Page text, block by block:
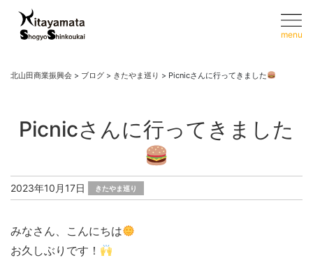
menu
北山田商業振興会 > ブログ > きたやま巡り > Picnicさんに行ってきました
Picnicさんに行ってきました
2023年10月17日 きたやま巡り
みなさん、こんにちは
お久しぶりです！